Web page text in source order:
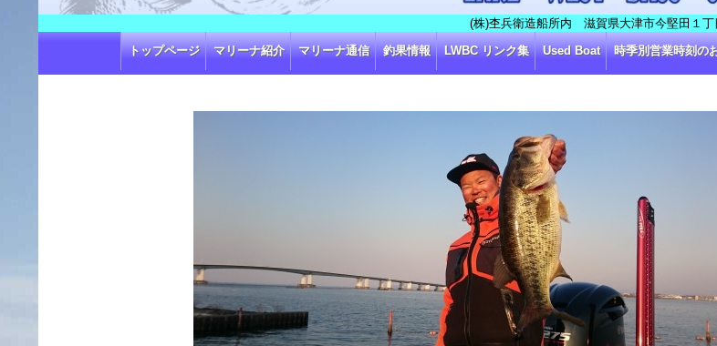
(株)杢兵衛造船所内 滋賀県大津市今堅田１丁
コ
トップページ マリーナ紹介 マリーナ通信 釣果情報 LWBC リンク集 Used Boat 時季別営業時刻の